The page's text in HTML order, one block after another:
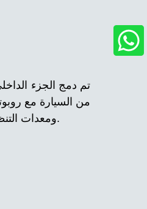
من السيارة مع
ومعدات التنظيف والرافعات وأجهزة كمبيوتر التحكم في مركز القيادة وغيرها من المعدات لتحقيق فحص شامل للأنابيب والتشخيص والتحليل ونقل البيانات.